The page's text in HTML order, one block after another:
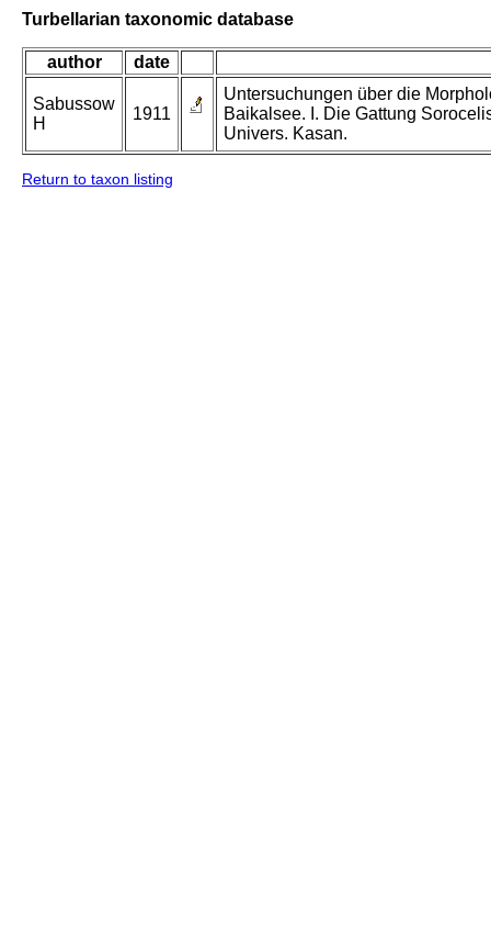
Turbellarian taxonomic database
author date
Sabussow
H
1911
Untersuchungen über die
Baikalsee. I. Die Gattung
Univers. Kasan.
Return to taxon listing